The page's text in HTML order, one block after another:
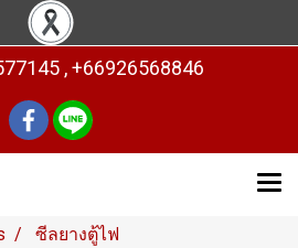
, +66926568846
ซีลยางตู้ไฟ